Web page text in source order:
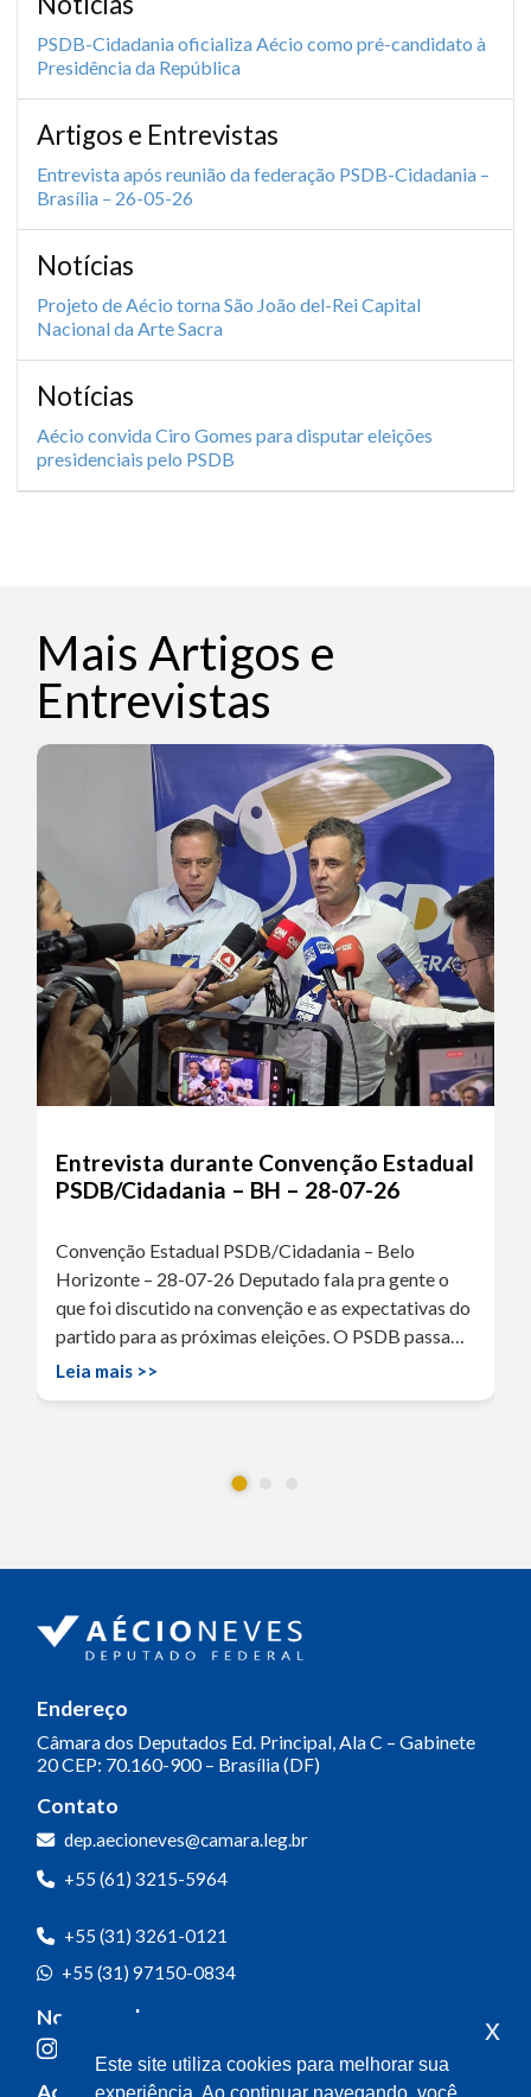
PSDB-Cidadania oficializa Aécio como pré-candidato à
Presidência da República
Artigos e Entrevistas
Entrevista após reunião da federação PSDB-Cidadania –
Brasília – 26-05-26
Notícias
Projeto de Aécio torna São João del-Rei Capital
Nacional da Arte Sacra
Notícias
Aécio convida Ciro Gomes para disputar eleições
presidenciais pelo PSDB
Mais Artigos e
Entrevistas
Entrevista durante Convenção Estadual
PSDB/Cidadania – BH – 28-07-26
Convenção Estadual PSDB/Cidadania – Belo
Horizonte – 28-07-26 Deputado fala pra gente o
que foi discutido na convenção e as expectativas do
partido para as próximas eleições. O PSDB passa…
Leia mais >>
Endereço
Câmara dos Deputados Ed. Principal, Ala C – Gabinete
20CEP: 70.160-900 – Brasília (DF)
Contato
dep.aecioneves@camara.leg.br
+55 (61) 3215-5964
+55 (31) 3261-0121
+55 (31) 97150-0834
Nossas redes
Acompanhe o meu mandato
Este site utiliza cookies para melhorar sua
x